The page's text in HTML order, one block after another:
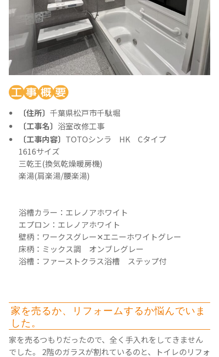
〔住所〕 千葉県松戸市千駄堀
〔工事名〕 浴室改修工事
〔工事内容〕 TOTOシンラ HK Cタイプ
1616サイズ
三乾王(換気乾燥暖房機)
楽湯(肩楽湯/腰楽湯)
浴槽カラー：エレノアホワイト
エプロン：エレノアホワイト
壁柄：ワークスグレー✕エニーホワイトグレー
床柄：ミックス調 オンブレグレー
浴槽：ファーストクラス浴槽 ステップ付
家を売るか、リフォームするか悩んでいま
した。
家を売るつもりだったので、全く手入れをしてきません
でした。
2階のガラスが割れているのと、トイレのリフォ